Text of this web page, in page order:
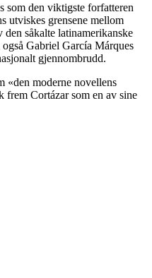
som den viktigste forfatteren
utviskes grensene mellom
såkalte latinamerikanske
Gabriel García Márques
gjennombrudd.
«den moderne novellens
frem Cortázar som en av sine